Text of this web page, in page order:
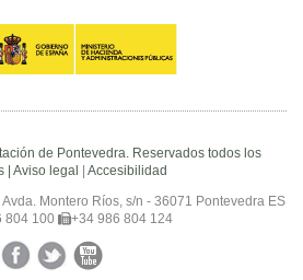
de Pontevedra. Reservados todos los
| Aviso legal Accesibilidad
Montero Ríos, s/n - 36071 Pontevedra ES
804 100
+34 986 804 124
FacebookTwitterYouTube